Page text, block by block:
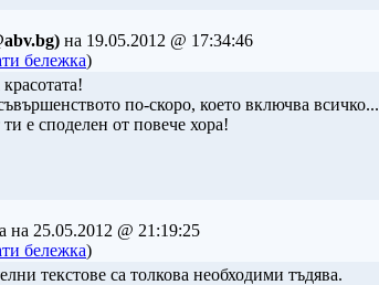
на 19.05.2012 @ 17:34:46
бележка)
по-скоро, което включва всичко...
е споделен от повече хора!
на 25.05.2012 @ 21:19:25
бележка)
текстове са толкова необходими тъдява.